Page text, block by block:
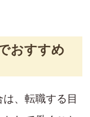
おすすめ
、転職する目